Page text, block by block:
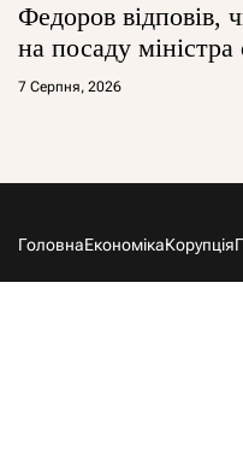
Федоров відповів,
на посаду
7 Серпня, 2026
ГоловнаЕкономікаКорупція